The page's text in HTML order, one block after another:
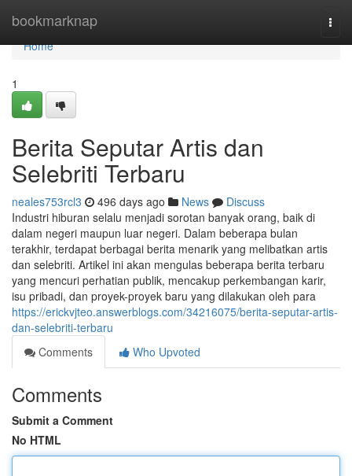
bookmarknap
Home
Home
1
Berita Seputar Artis dan
Selebriti Terbaru
neales753rcl3 496 days ago News
Discuss
Industri hiburan selalu menjadi sorotan banyak orang, baik di
dalam negeri maupun luar negeri. Dalam beberapa bulan
terakhir, terdapat berbagai berita menarik yang melibatkan artis
dan selebriti. Artikel ini akan mengulas beberapa berita terbaru
yang mencuri perhatian publik, mencakup perkembangan karir,
isu pribadi, dan proyek-proyek baru yang dilakukan oleh para
https://erickvjteo.answerblogs.com/34216075/berita-seputar-artis-
dan-selebriti-terbaru
Comments
Who Upvoted
Comments
Submit a Comment
No HTML